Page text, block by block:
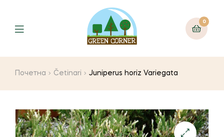
Menu
0
Почетна Četinari Juniperus horiz Variegata